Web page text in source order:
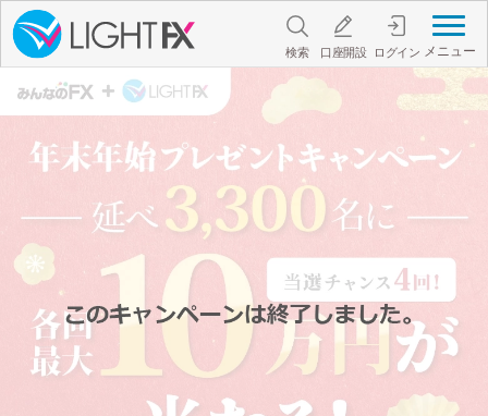
メニュー
検索 口座開設 ログイン